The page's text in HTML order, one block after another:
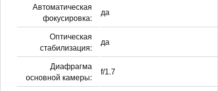
Автоматическая
фокусировка:
да
Оптическая
стабилизация:
да
Диафрагма
основной камеры:
f/1.7